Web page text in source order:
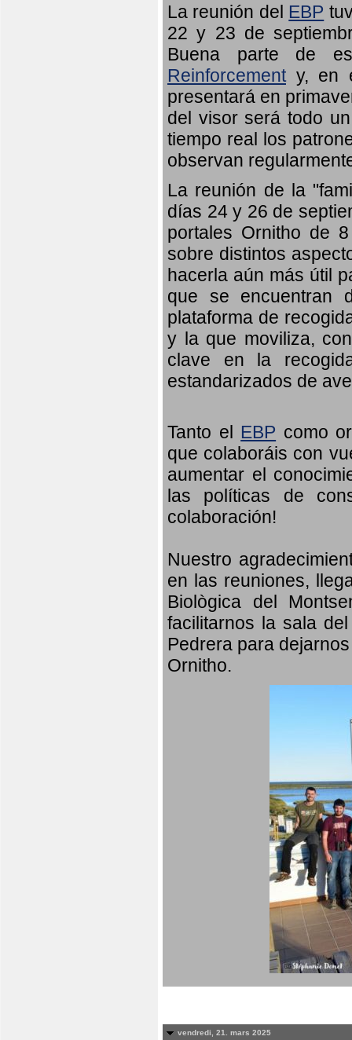
La reunión del EBP
22 y 23 de
Buena parte de
Reinforcementy, en
presentará en
del visor será todo
tiempo real los
observan
La reunión de la
días 24 y 26 de
portales Ornitho de
sobre distintos
hacerla aún más útil
que se encuentran
plataforma de
y la que moviliza,
clave en la
estandarizados de
Tanto el EBP como
que colaboráis con
aumentar el
las políticas de
colaboración!
Nuestro
en las reuniones,
Biològica del
facilitarnos la sala
Pedrera para
Ornitho.
vendredi, 21. mars 2025